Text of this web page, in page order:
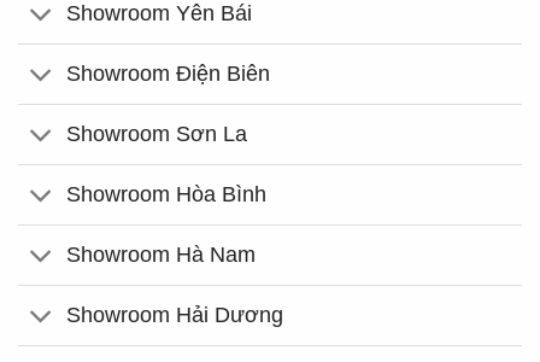
Showroom Yên Bái
Showroom Điện Biên
Showroom Sơn La
Showroom Hòa Bình
Showroom Hà Nam
Showroom Hải Dương